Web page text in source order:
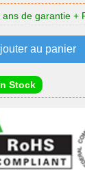
de garantie +
au panier
Stock